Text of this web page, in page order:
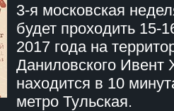
3-я московская
будет проходить 15-
2017 года на
Даниловского Ивент
находится в 10
метро Тульская.